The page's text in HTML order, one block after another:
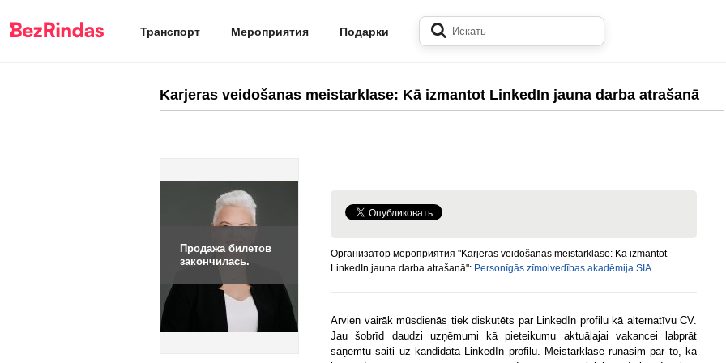
Транспорт Мероприятия Подарки
Karjeras veidošanas meistarklase: Kā izmantot LinkedIn jauna darba atrašanā
Продажа билетов
закончилась.
Организатор мероприятия "Karjeras veidošanas meistarklase: Kā izmantot
LinkedIn jauna darba atrašanā": Personīgās zīmolvedības akadēmija SIA
Arvien vairāk mūsdienās tiek diskutēts par LinkedIn profilu kā alternatīvu CV.
Jau šobrīd daudzi uzņēmumi kā pieteikumu aktuālajai vakancei labprāt
saņemtu saiti uz kandidāta LinkedIn profilu. Meistarklasē runāsim par to, kā